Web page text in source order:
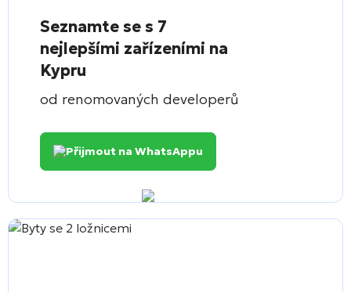
Seznamte se s 7
nejlepšími zařízeními na
Kypru
od renomovaných developerů
Přijmout na WhatsAppu